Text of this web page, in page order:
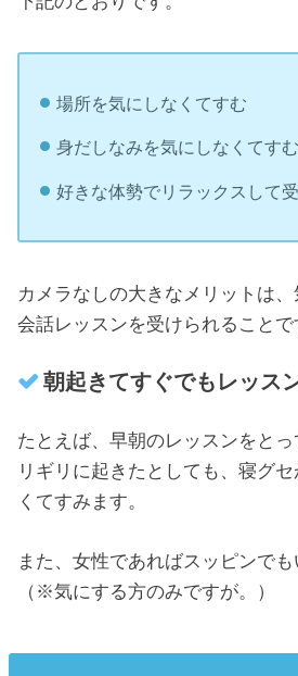
場所を気にしなくてすむ
身だしなみを気にしなくてすむ
好きな体勢でリラックスして
カメラなしの大きなメリットは
会話レッスンを受けられることで
朝起きてすぐでもレッス
たとえば、早朝のレッスンをと
リギリに起きたとしても、寝グ
くてすみます。
また、女性であればスッピンでも
（※気にする方のみですが。）